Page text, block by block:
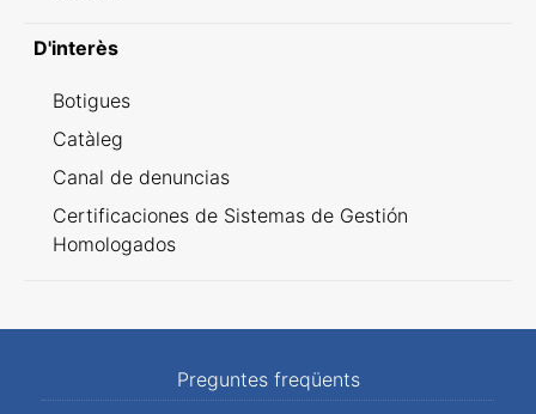
D'interès
Botigues
Catàleg
Canal de denuncias
Certificaciones de Sistemas de Gestión
Homologados
Preguntes freqüents